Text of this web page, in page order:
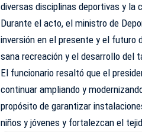
diversas disciplinas deportivas y la
Durante el acto, el ministro de
inversión en el presente y el futuro
sana recreación y el desarrollo del
El funcionario resaltó que el
continuar ampliando y
propósito de garantizar
niños y jóvenes y fortalezcan el